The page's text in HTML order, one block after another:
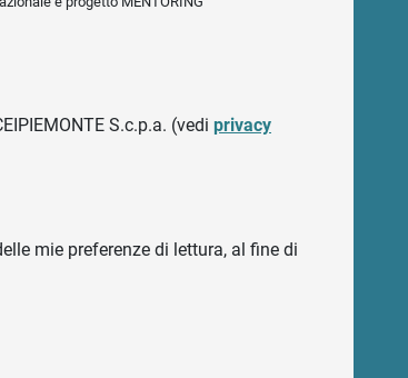
S.c.p.a. (vedi privacy
mie preferenze di lettura, al fine di